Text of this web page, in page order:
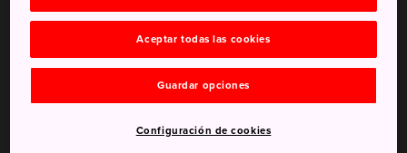
El Festival de Gyoza de Utsunomiya en
Cómo llegar
Aceptar todas las cookies
Guardar opciones
Configuración de cookies